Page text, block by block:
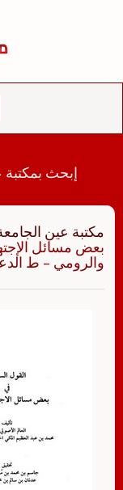
إبحث بمكتبة
مكتبة عين
بعض مسائل
والرومي – ط